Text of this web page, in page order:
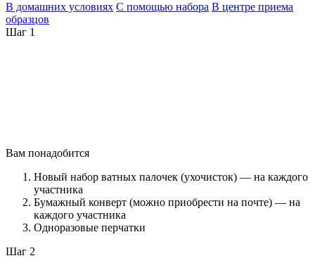
В домашних условиях С помощью набора В центре приема
образцов
Шаг 1
Вам понадобится
Новый набор ватных палочек (ухочисток) — на каждого
участника
Бумажный конверт (можно приобрести на почте) — на
каждого участника
Одноразовые перчатки
Шаг 2